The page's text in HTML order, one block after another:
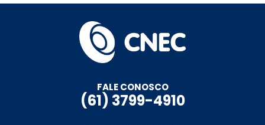
FALE CONOSCO
(61) 3799-4910